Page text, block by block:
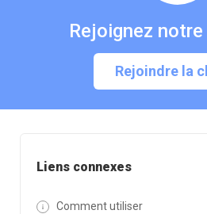
Liens connexes
Comment utiliser
Rejoignez
Rejoindre la